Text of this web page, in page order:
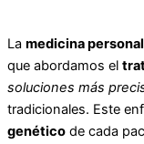
La medicina
que abordamos el
soluciones más
tradicionales. Este
genético de cada